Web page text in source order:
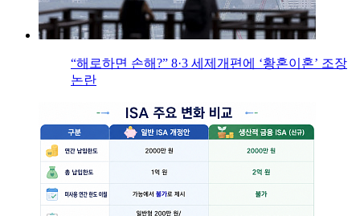
“해로하면 손해?” 8·3 세제개편에 ‘황혼이혼’ 조장
논란